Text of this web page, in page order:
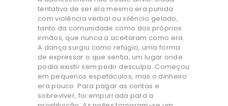
tentativa de ser ela mesmo era punida
com violência verbal ou silêncio gelado,
tanto da comunidade como dos próprios
irmãos, que nunca a aceitaram como era.
A dança surgiu como refúgio, uma forma
de expressar o que sentia, um lugar onde
podia existir sem pedir desculpa. Começou
em pequenos espetáculos, mas o dinheiro
era pouco. Para pagar as contas e
sobreviver, foi empurrada para a